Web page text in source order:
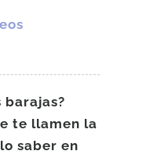
barajas?
te llamen la
saber en